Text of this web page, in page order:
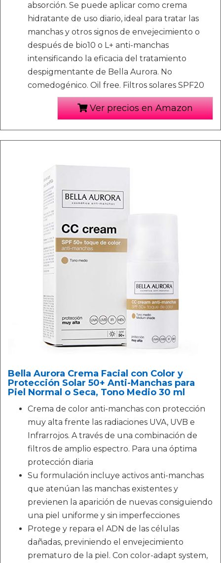
absorción. Se puede aplicar como crema
hidratante de uso diario, ideal para tratar las
manchas y otros signos de envejecimiento o
después de bio10 o L+ anti-manchas
intensificando la eficacia del tratamiento
despigmentante de Bella Aurora. No
comedogénico. Oil free. Filtros solares SPF20
Ver precios en Amazon
Bella Aurora Crema Facial con Color y
Protección Solar 50+ Anti-Manchas para
Piel Normal o Seca, Tono Medio 30 ml
Crema de color anti-manchas con protección
muy alta frente las radiaciones UVA, UVB e
Infrarrojos. A través de una combinación de
filtros de amplio espectro. Para una óptima
protección diaria
Su formulación incluye activos anti-manchas
que atenúan las manchas existentes y
previenen la aparición de nuevas consiguiendo
una piel uniforme y sin imperfecciones
Protege y repara el ADN de las células
dañadas, previniendo el envejecimiento
prematuro de la piel. Con color-adapt system,